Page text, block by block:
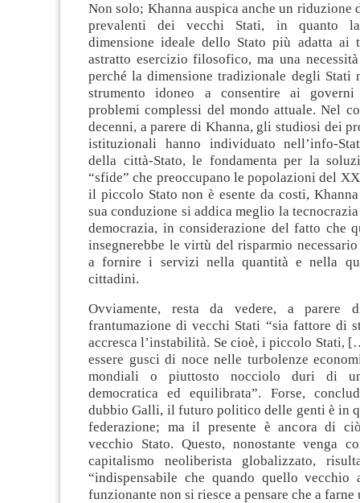
Non solo; Khanna auspica anche un riduzione
prevalenti dei vecchi Stati, in quanto
dimensione ideale dello Stato più adatta ai
astratto esercizio filosofico, ma una
perché la dimensione tradizionale degli Stati
strumento idoneo a consentire ai
problemi complessi del mondo attuale. Nel
decenni, a parere di Khanna, gli studiosi dei
istituzionali hanno individuato nell’info-
della città-Stato, le fondamenta per la
“sfide” che preoccupano le popolazioni del
il piccolo Stato non è esente da costi,
sua conduzione si addica meglio la
democrazia, in considerazione del fatto che
insegnerebbe le virtù del risparmio
a fornire i servizi nella quantità e nella
cittadini.
Ovviamente, resta da vedere, a
frantumazione di vecchi Stati “sia fattore di
accresca l’instabilità. Se cioè, i piccolo Stati,
essere gusci di noce nelle turbolenze
mondiali o piuttosto nocciolo duri di
democratica ed equilibrata”. Forse,
dubbio Galli, il futuro politico delle genti è in
federazione; ma il presente è ancora di
vecchio Stato. Questo, nonostante venga
capitalismo neoliberista globalizzato,
“indispensabile che quando quello vecchio
funzionante non si riesce a pensare che a farne